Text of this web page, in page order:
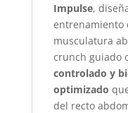
Impulse,
entrenamiento
musculatura
crunch guiado
controlado y
optimizado
del recto